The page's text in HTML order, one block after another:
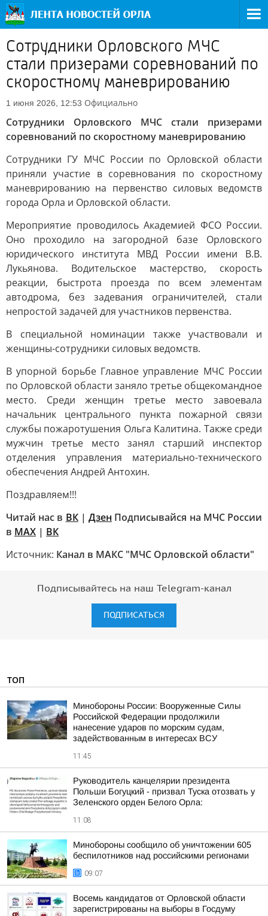
Сотрудники Орловского МЧС
стали призерами соревнований по
скоростному маневрированию
1 июня 2026, 12:53 Официально
Сотрудники Орловского МЧС стали призерами
соревнований по скоростному маневрированию
Сотрудники ГУ МЧС России по Орловской области
приняли участие в соревнования по скоростному
маневрированию на первенство силовых ведомств
города Орла и Орловской области.
Мероприятие проводилось Академией ФСО России.
Оно проходило на загородной базе Орловского
юридического института МВД России имени В.В.
Лукьянова. Водительское мастерство, скорость
реакции, быстрота проезда по всем элементам
автодрома, без задевания ограничителей, стали
непростой задачей для участников первенства.
В специальной номинации также участвовали и
женщины-сотрудники силовых ведомств.
В упорной борьбе Главное управление МЧС России
по Орловской области заняло третье общекомандное
место. Среди женщин третье место завоевала
начальник центрального пункта пожарной связи
службы пожаротушения Ольга Калитина. Также среди
мужчин третье место занял старший инспектор
отделения управления материально-технического
обеспечения Андрей Антохин.
Поздравляем!!!
Читай нас в ВК|Дзен Подписывайся на МЧС России
в MAX | ВК
Источник: Канал в МАКС "МЧС Орловской области"
Подписывайтесь на наш Telegram-канал
ПОДПИСАТЬСЯ
ТОП
Минобороны России: Вооруженные Силы
Российской Федерации продолжили
нанесение ударов по морским судам,
задействованным в интересах ВСУ
11:45
Руководитель канцелярии президента
Польши Богуцкий - призвал Туска отозвать у
Зеленского орден Белого Орла:
11:08
Минобороны сообщило об уничтожении 605
беспилотников над российскими регионами
09:07
Восемь кандидатов от Орловской области
зарегистрированы на выборы в Госдуму